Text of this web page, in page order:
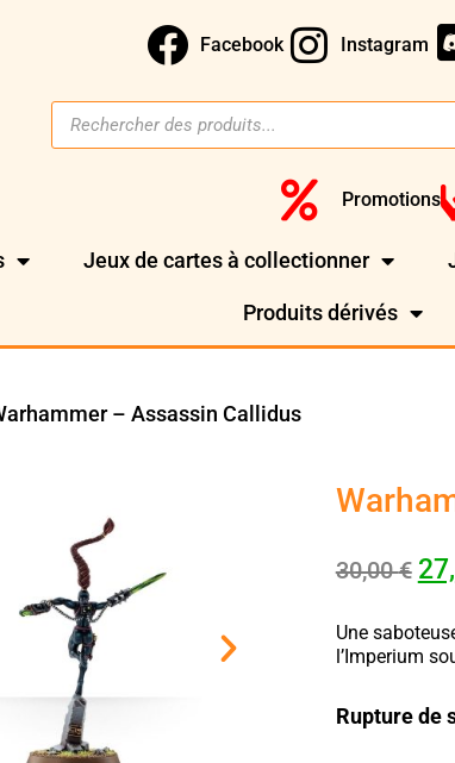
Facebook Instagram
Promotions
Jeux de cartes à collectionner
Produits dérivés
– Assassin Callidus
30,00€
Une
l’Imperium
Rupture de